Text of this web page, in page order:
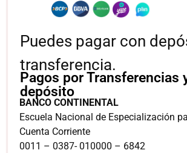
Puedes pagar con
transferencia.
BANCO CONTINENTAL
Escuela Nacional de Especialización
Cuenta Corriente
0011 – 0387- 010000 – 6842
Pagos por Transferencias
depósito